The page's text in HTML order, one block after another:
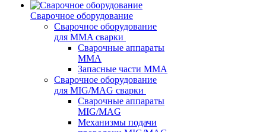
Сварочное оборудование
Сварочное оборудование
для MMA сварки
Сварочные аппараты
MMA
Запасные части MMA
Сварочное оборудование
для MIG/MAG сварки
Сварочные аппараты
MIG/MAG
Механизмы подачи